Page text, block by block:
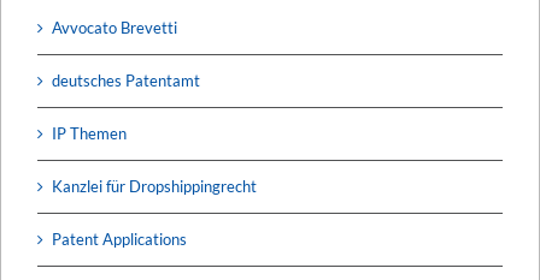
Avvocato Brevetti
deutsches Patentamt
IP Themen
Kanzlei für Dropshippingrecht
Patent Applications